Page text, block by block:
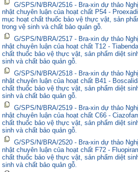
G/SPS/N/BRA/2516 - Bra-xin dự thảo
nhật chuyên luận của hoạt chất P54 -
mục hoạt chất thuốc bảo vệ thực vật, sản
trong vệ sinh và chất bảo quản gỗ.
G/SPS/N/BRA/2517 - Bra-xin dự thảo
nhật chuyên luận của hoạt chất T12 -
chất thuốc bảo vệ thực vật, sản phẩm diệt
sinh và chất bảo quản gỗ.
G/SPS/N/BRA/2518 - Bra-xin dự thảo
nhật chuyên luận của hoạt chất B41 -
chất thuốc bảo vệ thực vật, sản phẩm diệt
sinh và chất bảo quản gỗ.
G/SPS/N/BRA/2519 - Bra-xin dự thảo
nhật chuyên luận của hoạt chất C66 -
chất thuốc bảo vệ thực vật, sản phẩm diệt
sinh và chất bảo quản gỗ.
G/SPS/N/BRA/2520 - Bra-xin dự thảo
nhật chuyên luận của hoạt chất F72 -
chất thuốc bảo vệ thực vật, sản phẩm diệt
sinh và chất bảo quản gỗ.